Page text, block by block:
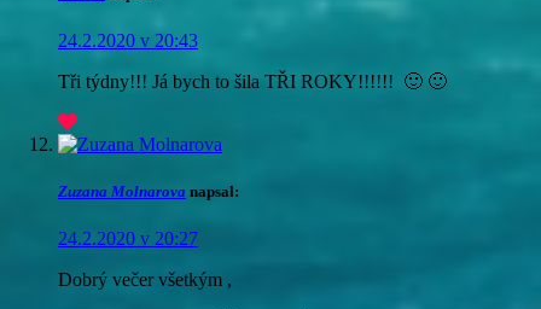
24.2.2020 v 20:43
Tři týdny!!! Já bych to šila TŘI ROKY!!!!!! 🙂 🙂
Zuzana Molnarova napsal:
24.2.2020 v 20:27
Dobrý večer všetkým ,